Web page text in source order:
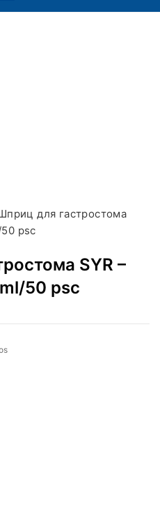
для гастроcтома
psc
SYR –
50 psc